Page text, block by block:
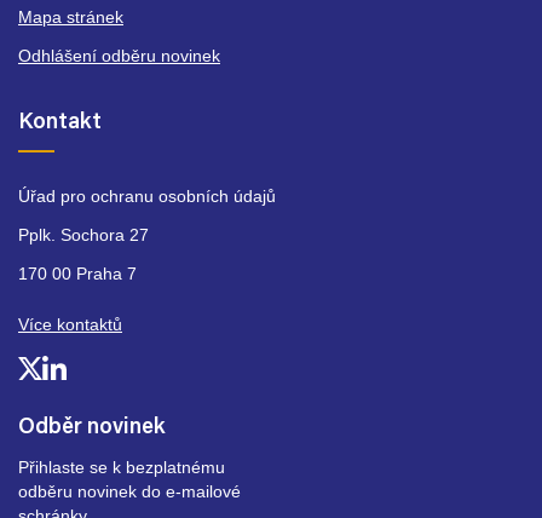
Odběr novinek
Přihlaste se k bezplatnému
odběru novinek do e-mailové
Mapa stránek
Odhlášení odběru novinek
Kontakt
Úřad pro ochranu osobních údajů
Pplk. Sochora 27
170 00 Praha 7
Více kontaktů